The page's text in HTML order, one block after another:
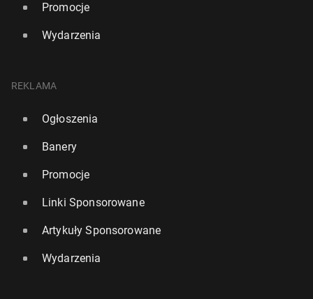
Promocje
Wydarzenia
REKLAMA
Ogłoszenia
Banery
Promocje
Linki Sponsorowane
Artykuły Sponsorowane
Wydarzenia